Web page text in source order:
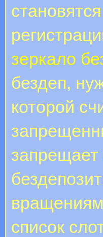
зеркало
бездеп,
которой
запрещает
список